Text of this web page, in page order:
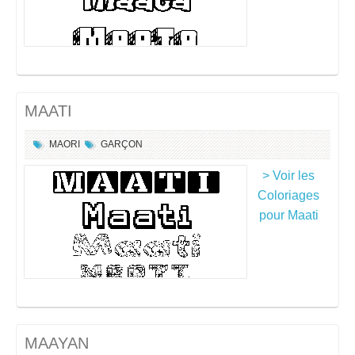
MAATI
MAORI GARÇON
> Voir les
Coloriages
pour Maati
MAAYAN